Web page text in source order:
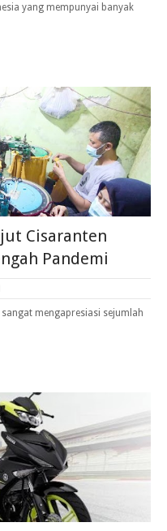
yang mempunyai banyak
Cisaranten
Pandemi
mengapresiasi sejumlah